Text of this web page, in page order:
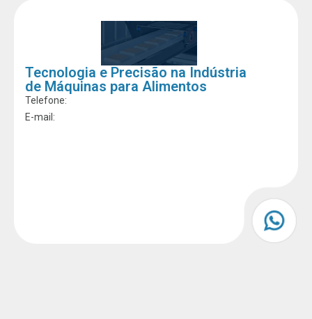
Tecnologia e Precisão na Indústria
de Máquinas para Alimentos
Telefone:
E-mail: